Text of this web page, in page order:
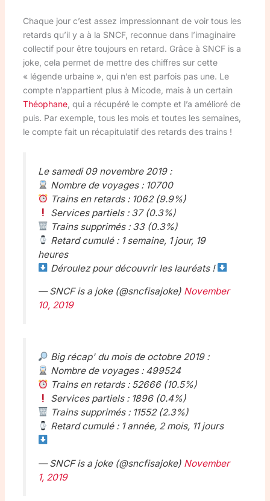
Chaque jour c’est assez impressionnant de voir tous les
retards qu’il y a à la SNCF, reconnue dans l’imaginaire
collectif pour être toujours en retard. Grâce à SNCF is a
joke, cela permet de mettre des chiffres sur cette
« légende urbaine », qui n’en est parfois pas une. Le
compte n’appartient plus à Micode, mais à un certain
Théophane, qui a récupéré le compte et l’a amélioré de
puis. Par exemple, tous les mois et toutes les semaines,
le compte fait un récapitulatif des retards des trains !
Le samedi 09 novembre 2019 :
Nombre de voyages : 10700
Trains en retards : 1062 (9.9%)
Services partiels : 37 (0.3%)
Trains supprimés : 33 (0.3%)
Retard cumulé : 1 semaine, 1 jour, 19
heures
Déroulez pour découvrir les lauréats !
— SNCF is a joke (@sncfisajoke) November
10, 2019
Big récap' du mois de octobre 2019 :
Nombre de voyages : 499524
Trains en retards : 52666 (10.5%)
Services partiels : 1896 (0.4%)
Trains supprimés : 11552 (2.3%)
Retard cumulé : 1 année, 2 mois, 11 jours
— SNCF is a joke (@sncfisajoke) November
1, 2019